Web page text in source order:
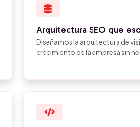
Arquitectura SEO que
Diseñamos la arquitectura de
crecimiento de la empresa sin